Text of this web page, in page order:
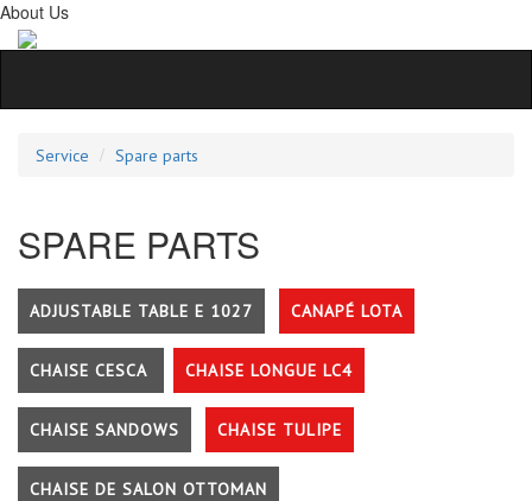
About Us
Service Spare parts
SPARE PARTS
ADJUSTABLE TABLE E 1027 CANAPÉ LOTA
CHAISE CESCA CHAISE LONGUE LC4
CHAISE SANDOWS CHAISE TULIPE
CHAISE DE SALON OTTOMAN